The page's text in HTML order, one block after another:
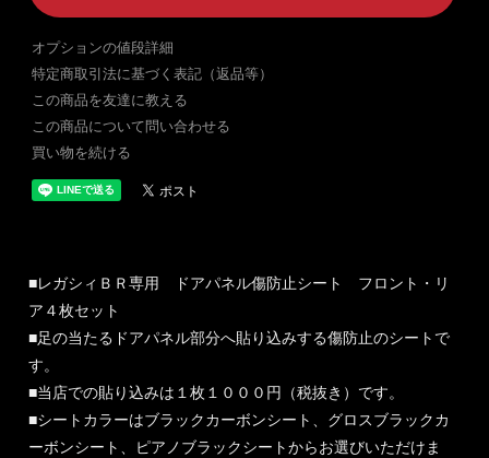
オプションの値段詳細
特定商取引法に基づく表記（返品等）
この商品を友達に教える
この商品について問い合わせる
買い物を続ける
■レガシィＢＲ専用 ドアパネル傷防止シート フロント・リ
ア４枚セット
■足の当たるドアパネル部分へ貼り込みする傷防止のシートで
す。
■当店での貼り込みは１枚１０００円（税抜き）です。
■シートカラーはブラックカーボンシート、グロスブラックカ
ーボンシート、ピアノブラックシートからお選びいただけま